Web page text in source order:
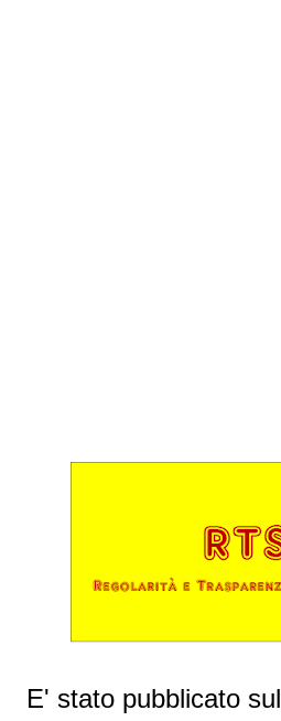
E' stato pubblicato sul